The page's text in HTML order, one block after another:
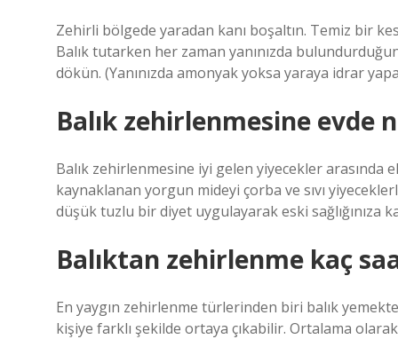
Zehirli bölgede yaradan kanı boşaltın. Temiz bir
Balık tutarken her zaman yanınızda
dökün. (Yanınızda amonyak yoksa yaraya idrar
Balık zehirlenmesine evde
Balık zehirlenmesine iyi gelen yiyecekler
kaynaklanan yorgun mideyi çorba ve sıvı
düşük tuzlu bir diyet uygulayarak eski sağlığınıza
Balıktan zehirlenme kaç
En yaygın zehirlenme türlerinden biri balık
kişiye farklı şekilde ortaya çıkabilir. Ortalama